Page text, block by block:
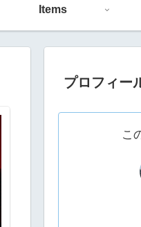
Items
プロフィー
こ